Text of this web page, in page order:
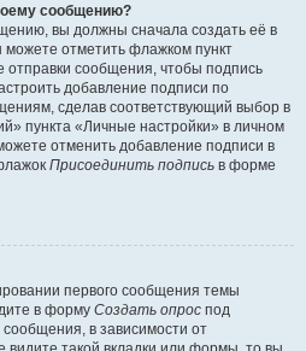
сообщению?
вы должны сначала создать её в
отметить флажком пункт
отправки сообщения, чтобы подпись
добавление подписи по
сделав соответствующий выбор в
пункта «Личные настройки» в личном
отменить добавление подписи в
Присоединить подпись в форме
первого сообщения темы
в форму Создать опрос под
в зависимости от